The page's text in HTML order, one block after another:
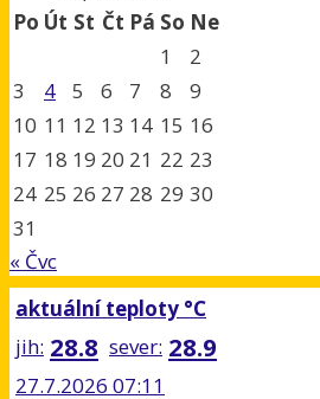
Po Út St Čt Pá So Ne
1
2
3
4 5 6 7 8
9
10 11 12 13 14 15 16
17 18 19 20 21 22 23
24 25 26 27 28 29 30
31
« Čvc
aktuální teploty °C
jih: 28.8 sever: 28.9
27.7.2026 07:11